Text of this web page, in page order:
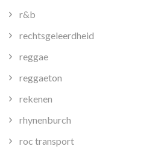
r&b
rechtsgeleerdheid
reggae
reggaeton
rekenen
rhynenburch
roc transport